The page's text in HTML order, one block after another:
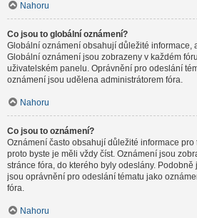
Nahoru
Co jsou to globální oznámení?
Globální oznámení obsahují důležité informace,
Globální oznámení jsou zobrazeny v každém
uživatelském panelu. Oprávnění pro odeslání
oznámení jsou udělena administrátorem fóra.
Nahoru
Co jsou to oznámení?
Oznámení často obsahují důležité informace pro
proto byste je měli vždy číst. Oznámení jsou
stránce fóra, do kterého byly odeslány.
jsou oprávnění pro odeslání tématu jako
fóra.
Nahoru